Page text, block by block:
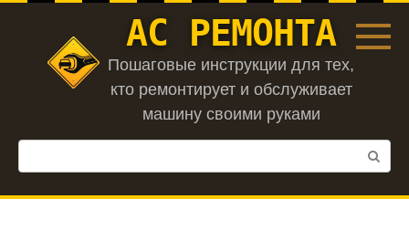
Перейти
АС РЕМОНТА
Пошаговые инструкции для тех,
кто ремонтирует и обслуживает
машину своими руками
Поиск: